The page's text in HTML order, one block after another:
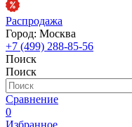
Распродажа
Город: Москва
+7 (499) 288-85-56
Поиск
Поиск
Сравнение
0
Избранное